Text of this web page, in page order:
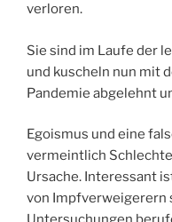
verloren.
Sie sind im Laufe der
und kuscheln nun mit
Pandemie abgelehnt
Egoismus und eine
vermeintlich
Ursache. Interessant
von Impfverweigerern